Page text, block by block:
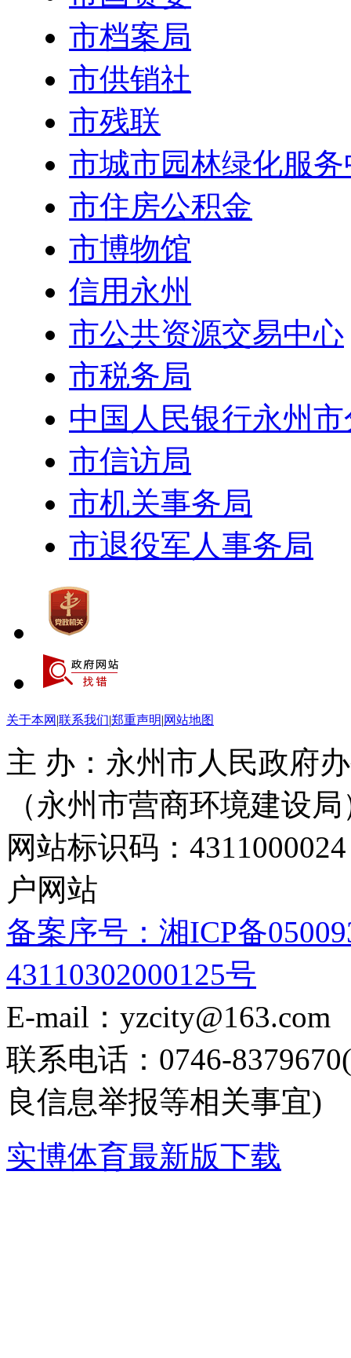
市档案局
市供销社
市残联
市城市园林绿化服
市住房公积金
市博物馆
信用永州
市公共资源交易中心
市税务局
中国人民银行永州
市信访局
市机关事务局
市退役军人事务局
关于本网 |联系我们|郑重声明|网站地图
主 办：永州市人民政府
（永州市营商环境建设局
网站标识码：
户网站
备案序号：湘ICP备
43110302000125号
E-mail：yzcity@163.com
联系电话：0746-
良信息举报等相关事宜)
实博体育最新版下载